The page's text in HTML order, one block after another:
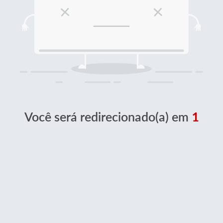
Você será redirecionado(a) em 1